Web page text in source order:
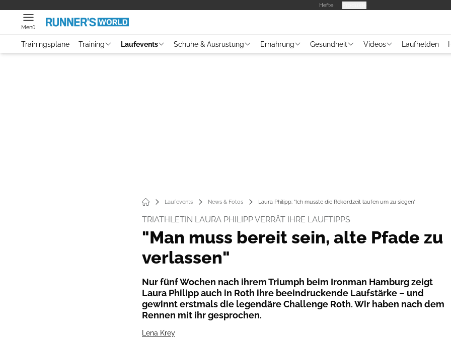
Hefte
Menü
Trainingspläne Training Laufevents Schuhe & Ausrüstung Ernährung Gesundheit Videos Laufhelden
Laufevents News & Fotos Laura Philipp: "Ich musste die Rekordzeit laufen um zu siegen"
TRIATHLETIN LAURA PHILIPP VERRÄT IHRE LAUFTIPPS
"Man muss bereit sein, alte Pfade zu
verlassen"
Nur fünf Wochen nach ihrem Triumph beim Ironman Hamburg zeigt
Laura Philipp auch in Roth ihre beeindruckende Laufstärke – und
gewinnt erstmals die legendäre Challenge Roth. Wir haben nach dem
Rennen mit ihr gesprochen.
Lena Krey